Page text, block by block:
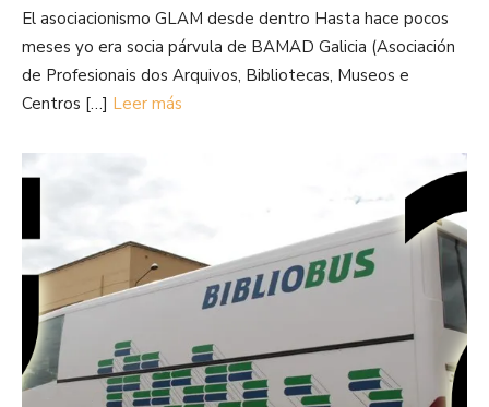
El asociacionismo GLAM desde dentro Hasta hace pocos
meses yo era socia párvula de BAMAD Galicia (Asociación
de Profesionais dos Arquivos, Bibliotecas, Museos e
Centros […] Leer más